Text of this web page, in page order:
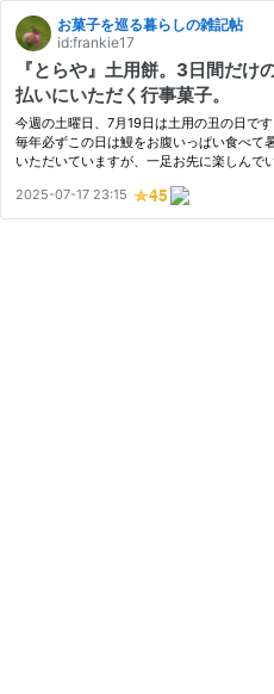
お菓子を巡る暮らしの雑記帖
id:frankie17
『とらや』土用餅。3日間だけ
払いにいただく行事菓子。
今週の土曜日、7月19日は土用の丑の日です
毎年必ずこの日は鰻をお腹いっぱい食べて
いただいていますが、一足お先に楽しんで
餅です。私の場合は過去記事からもわかる
…
2025-07-17 23:15